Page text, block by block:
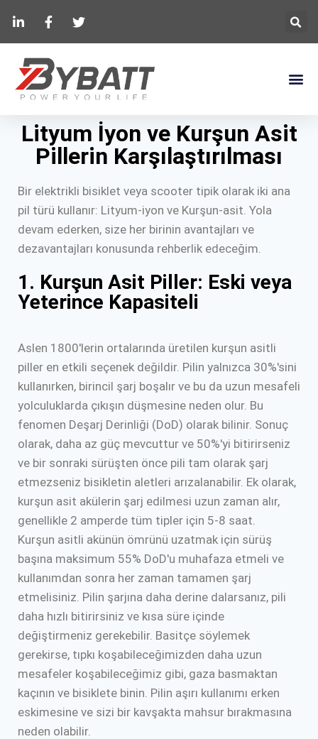
Lityum İyon ve Kurşun Asit
Pillerin Karşılaştırılması
Bir elektrikli bisiklet veya scooter tipik olarak iki ana
pil türü kullanır: Lityum-iyon ve Kurşun-asit. Yola
devam ederken, size her birinin avantajları ve
dezavantajları konusunda rehberlik edeceğim.
1. Kurşun Asit Piller: Eski veya
Yeterince Kapasiteli
Aslen 1800'lerin ortalarında üretilen kurşun asitli
piller en etkili seçenek değildir. Pilin yalnızca 30%'sini
kullanırken, birincil şarj boşalır ve bu da uzun mesafeli
yolculuklarda çıkışın düşmesine neden olur. Bu
fenomen Deşarj Derinliği (DoD) olarak bilinir. Sonuç
olarak, daha az güç mevcuttur ve 50%'yi bitirirseniz
ve bir sonraki sürüşten önce pili tam olarak şarj
etmezseniz bisikletin aletleri arızalanabilir. Ek olarak,
kurşun asit akülerin şarj edilmesi uzun zaman alır,
genellikle 2 amperde tüm tipler için 5-8 saat.
Kurşun asitli akünün ömrünü uzatmak için sürüş
başına maksimum 55% DoD'u muhafaza etmeli ve
kullanımdan sonra her zaman tamamen şarj
etmelisiniz. Pilin şarjına daha derine dalarsanız, pili
daha hızlı bitirirsiniz ve kısa süre içinde
değiştirmeniz gerekebilir. Basitçe söylemek
gerekirse, tıpkı koşabileceğimizden daha uzun
mesafeler koşabileceğimiz gibi, gaza basmaktan
kaçının ve bisiklete binin. Pilin aşırı kullanımı erken
eskimesine ve sizi bir kavşakta mahsur bırakmasına
neden olabilir.